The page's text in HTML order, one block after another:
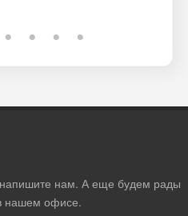
нам. А еще будем рады
нашем офисе.